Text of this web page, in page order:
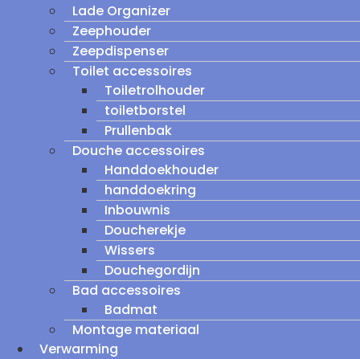
Lade Organizer
Zeephouder
Zeepdispenser
Toilet accessoires
Toiletrolhouder
toiletborstel
Prullenbak
Douche accessoires
Handdoekhouder
handdoekring
Inbouwnis
Doucherekje
Wissers
Douchegordijn
Bad accessoires
Badmat
Montage materiaal
Verwarming